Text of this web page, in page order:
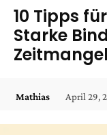
10 Tipps
Starke
Zeitmangel
Mathias April 29,